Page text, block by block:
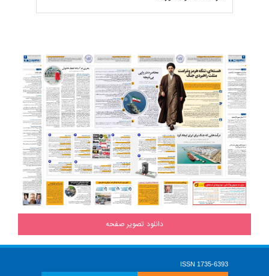
دانلود تصویر صفحه
ISSN 1735-6393